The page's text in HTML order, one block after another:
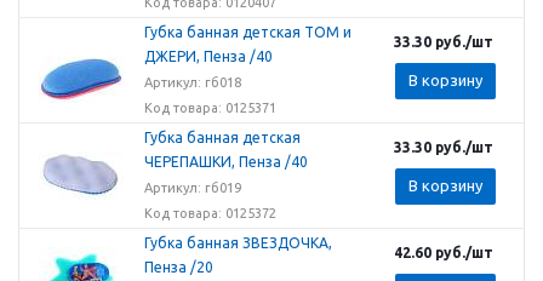
Губка банная детская ТОМ и
ДЖЕРИ, Пенза /40
Артикул: гб018
Код товара: 0125371
33.30 руб./шт
В корзину
Губка банная детская
ЧЕРЕПАШКИ, Пенза /40
Артикул: гб019
Код товара: 0125372
33.30 руб./шт
В корзину
Губка банная ЗВЕЗДОЧКА,
Пенза /20
42.60 руб./шт